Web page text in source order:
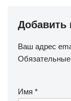
Добавить
Ваш адрес
Имя *